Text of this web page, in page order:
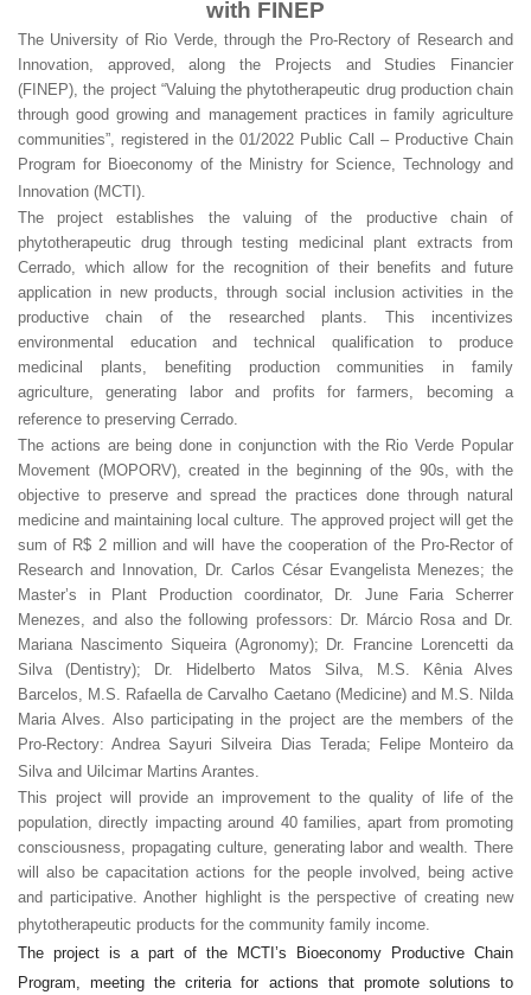
with FINEP
The University of Rio Verde, through the Pro-Rectory of Research and
Innovation, approved, along the Projects and Studies Financier
(FINEP), the project “Valuing the phytotherapeutic drug production chain
through good growing and management practices in family agriculture
communities”, registered in the 01/2022 Public Call – Productive Chain
Program for Bioeconomy of the Ministry for Science, Technology and
Innovation (MCTI).
The project establishes the valuing of the productive chain of
phytotherapeutic drug through testing medicinal plant extracts from
Cerrado, which allow for the recognition of their benefits and future
application in new products, through social inclusion activities in the
productive chain of the researched plants. This incentivizes
environmental education and technical qualification to produce
medicinal plants, benefiting production communities in family
agriculture, generating labor and profits for farmers, becoming a
reference to preserving Cerrado.
The actions are being done in conjunction with the Rio Verde Popular
Movement (MOPORV), created in the beginning of the 90s, with the
objective to preserve and spread the practices done through natural
medicine and maintaining local culture. The approved project will get the
sum of R$ 2 million and will have the cooperation of the Pro-Rector of
Research and Innovation, Dr. Carlos César Evangelista Menezes; the
Master’s in Plant Production coordinator, Dr. June Faria Scherrer
Menezes, and also the following professors: Dr. Márcio Rosa and Dr.
Mariana Nascimento Siqueira (Agronomy); Dr. Francine Lorencetti da
Silva (Dentistry); Dr. Hidelberto Matos Silva, M.S. Kênia Alves
Barcelos, M.S. Rafaella de Carvalho Caetano (Medicine) and M.S. Nilda
Maria Alves. Also participating in the project are the members of the
Pro-Rectory: Andrea Sayuri Silveira Dias Terada; Felipe Monteiro da
Silva and Uilcimar Martins Arantes.
This project will provide an improvement to the quality of life of the
population, directly impacting around 40 families, apart from promoting
consciousness, propagating culture, generating labor and wealth. There
will also be capacitation actions for the people involved, being active
and participative. Another highlight is the perspective of creating new
phytotherapeutic products for the community family income.
The project is a part of the MCTI’s Bioeconomy Productive Chain
Program, meeting the criteria for actions that promote solutions to